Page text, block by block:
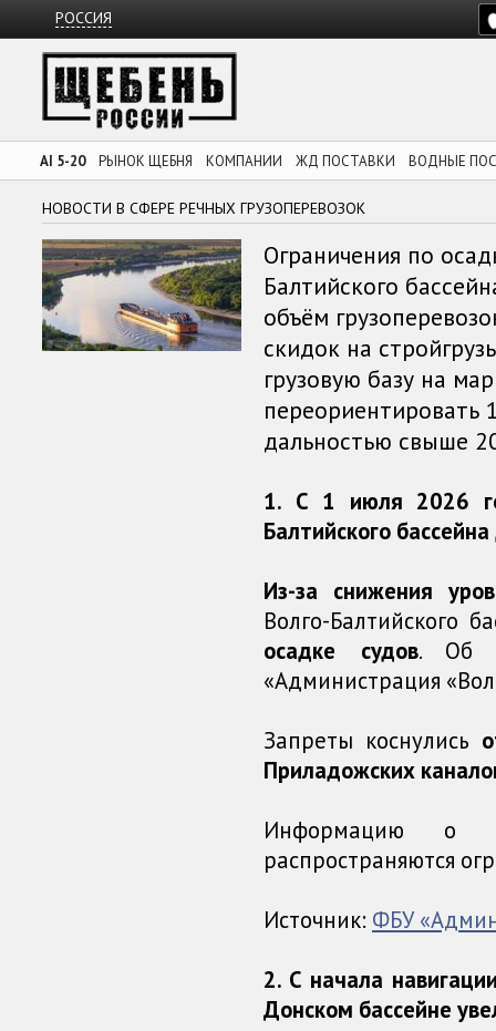
РОССИЯ
AI 5-20 РЫНОК ЩЕБНЯ КОМПАНИИ ЖД ПОСТАВКИ ВОДНЫЕ
НОВОСТИ В СФЕРЕ РЕЧНЫХ ГРУЗОПЕРЕВОЗОК
Ограничения по
Балтийского
объём
скидок на
грузовую базу на
переориентировать
дальностью свыше
1. С 1 июля 2026
Балтийского
Из-за снижения
Волго-Балтийского
осадке судов. Об
«Администрация
Запреты коснулись
Приладожских
Информацию о
распространяются
Источник: ФБУ
2. С начала
Донском бассейне